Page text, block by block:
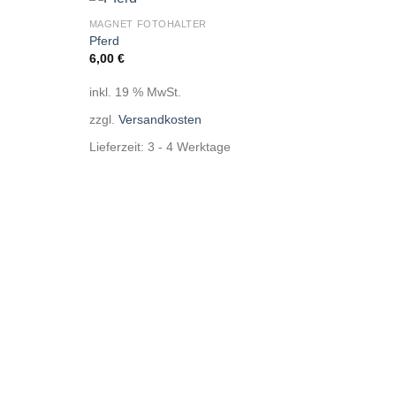
MAGNET FOTOHALTER
Pferd
6,00 €
inkl. 19 % MwSt.
zzgl. Versandkosten
Lieferzeit: 3 - 4 Werktage